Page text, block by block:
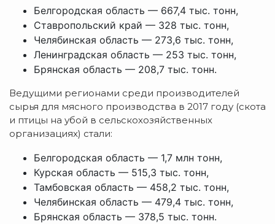
Белгородская область — 667,4 тыс. тонн,
Ставропольский край — 328 тыс. тонн,
Челябинская область — 273,6 тыс. тонн,
Ленинградская область — 253 тыс. тонн,
Брянская область — 208,7 тыс. тонн.
Ведущими регионами среди производителей
сырья для мясного производства в 2017 году (скота
и птицы на убой в сельскохозяйственных
организациях) стали:
Белгородская область — 1,7 млн тонн,
Курская область — 515,3 тыс. тонн,
Тамбовская область — 458,2 тыс. тонн,
Челябинская область — 479,4 тыс. тонн,
Брянская область — 378,5 тыс. тонн.